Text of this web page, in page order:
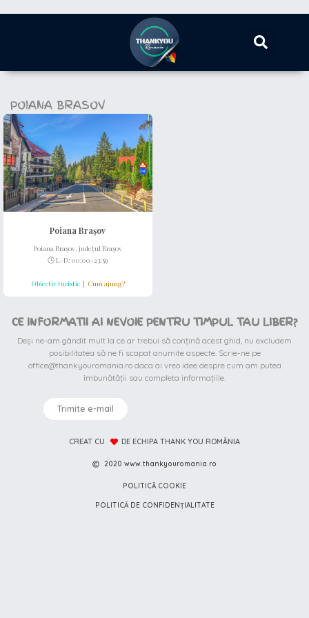
POIANA BRASOV
Poiana Brașov
Poiana Brașov, județul Brașov
🕒 L-D: 00:00-23:59
Obiectiv turistic | Cum ajung?
CE INFORMATII AI NEVOIE PENTRU TIMPUL TAU LIBER?
Deși ne-am gândit mult la ce ar trebui să conțină acest ghid, nu excludem
posibilitatea să ne fi scapat anumite aspecte. Scrie-ne pe
office@thankyouromania.ro daca ai vreo idee despre cum am putea
îmbunătății sau completa informațiile.
Trimite e-mail
CREAT CU DE ECHIPA THANK YOU ROMÂNIA
2020 www.thankyouromania.ro
POLITICĂ COOKIE
POLITICĂ DE CONFIDENȚIALITATE